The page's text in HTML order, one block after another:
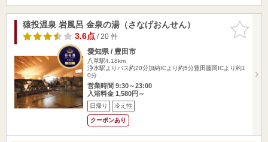
お気に入
りに追加
猿投温泉 岩風呂 金泉の湯（さなげおんせん）
3.6点/ 20 件
愛知県 / 豊田市
八草駅4.18km
浄水駅よりバス約20分加納ICより約5分豊田藤岡ICより約1
0分
営業時間 9:30～23:00
入浴料金 1,580円～
日帰り 冷え性
クーポンあり